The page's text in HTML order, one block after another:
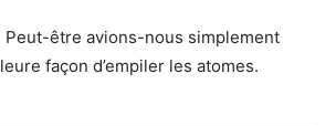
Peut-être avions-nous simplement
façon d’empiler les atomes.